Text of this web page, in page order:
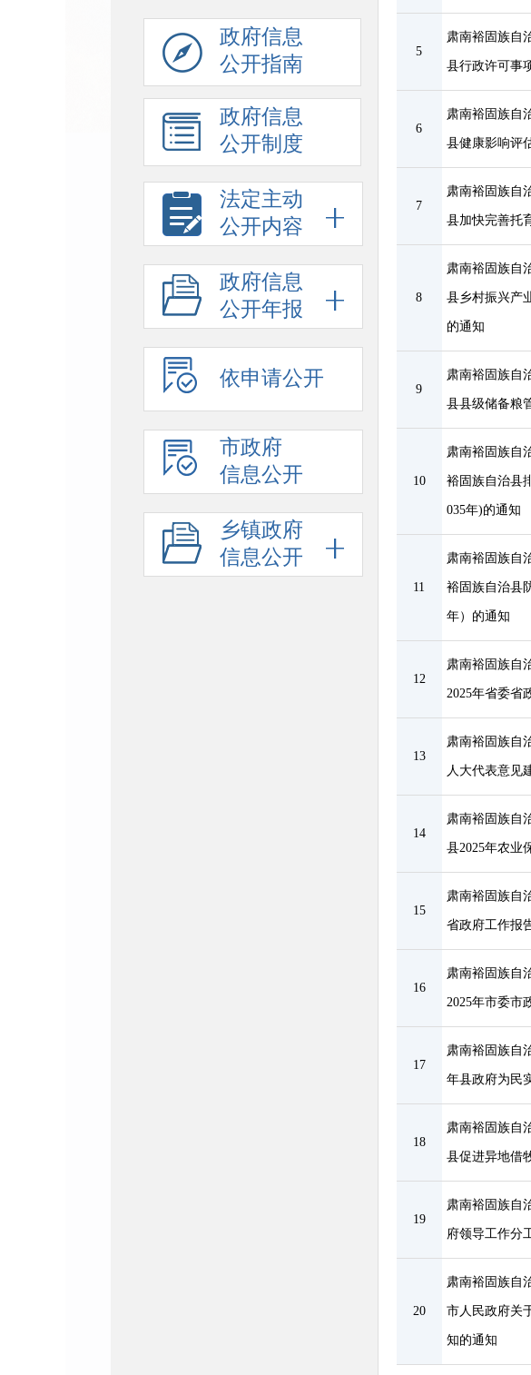
政府信息
公开指南
政府信息
公开制度
法定主动
公开内容
政府信息
公开年报
依申请公开
市政府
信息公开
乡镇政府
信息公开
5
肃南裕固族自
县行政许可事
6
肃南裕固族自
县健康影响评
7
肃南裕固族自
县加快完善托
8
肃南裕固族自
县乡村振兴产
的通知
9
肃南裕固族自
县县级储备粮
10
肃南裕固族自
裕固族自治县
035年)的通知
11
肃南裕固族自
裕固族自治县
年）的通知
12
肃南裕固族自
2025年省委省
13
肃南裕固族自
人大代表意见
14
肃南裕固族自
县2025年农业
15
肃南裕固族自
省政府工作报
16
肃南裕固族自
2025年市委市
17
肃南裕固族自
年县政府为民
18
肃南裕固族自
县促进异地借
19
肃南裕固族自
府领导工作分
20
肃南裕固族自
市人民政府关
知的通知